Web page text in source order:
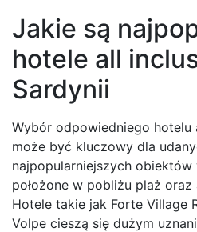
Jakie są
hotele all
Sardynii
Wybór odpowiedniego hotelu
może być kluczowy dla
najpopularniejszych
położone w pobliżu plaż
Hotele takie jak Forte Village
Volpe cieszą się dużym